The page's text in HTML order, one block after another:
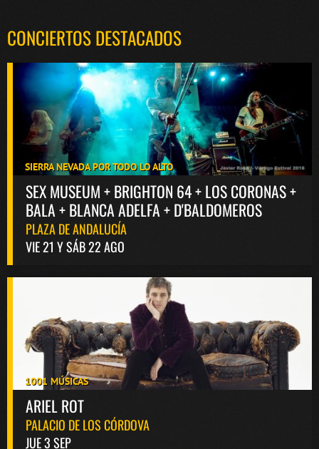
CONCIERTOS DESTACADOS
SIERRA NEVADA POR TODO LO ALTO
SEX MUSEUM + BRIGHTON 64 + LOS CORONAS +
BALA + BLANCA ADELFA + D'BALDOMEROS
PLAZA DE ANDALUCÍA
VIE 21 Y SÁB 22 AGO
1001 MÚSICAS
ARIEL ROT
PALACIO DE LOS CÓRDOVA
JUE 3 SEP